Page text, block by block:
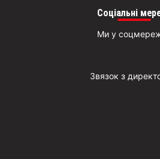
Соціальні
Ми у
Звязок з